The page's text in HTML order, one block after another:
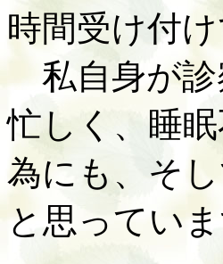
時間受け付
私自身が診
忙しく、睡
為にも、そ
と思ってい